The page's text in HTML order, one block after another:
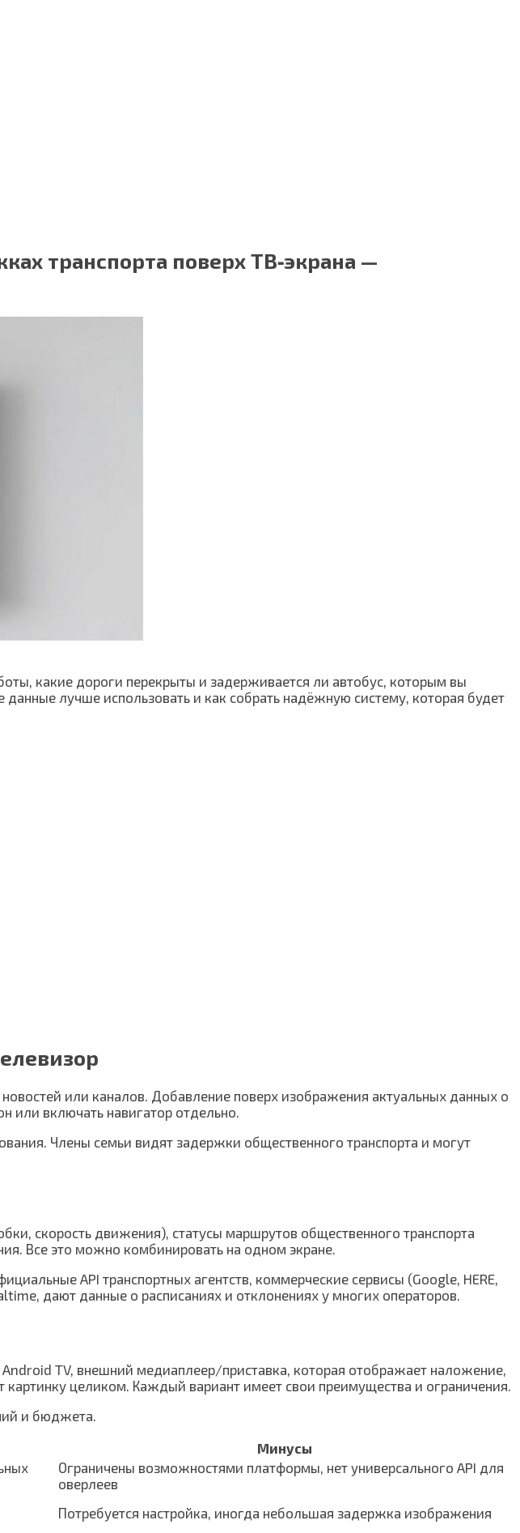
транспорта поверх ТВ‑экрана —
какие дороги перекрыты и задерживается ли автобус, которым вы
лучше использовать и как собрать надёжную систему, которая будет
или каналов. Добавление поверх изображения актуальных данных о
или включать навигатор отдельно.
Члены семьи видят задержки общественного транспорта и могут
скорость движения), статусы маршрутов общественного транспорта
Все это можно комбинировать на одном экране.
API транспортных агентств, коммерческие сервисы (Google, HERE,
дают данные о расписаниях и отклонениях у многих операторов.
TV, внешний медиаплеер/приставка, которая отображает наложение,
целиком. Каждый вариант имеет свои преимущества и ограничения.
и бюджета.
Минусы
Ограничены возможностями платформы, нет универсального API для
оверлеев
Потребуется настройка, иногда небольшая задержка изображения